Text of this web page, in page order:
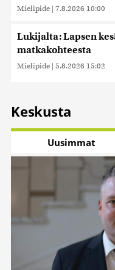
Mielipide | 7.8.2026 10:00
Lukijalta: Lapsen
matkakohteesta
Mielipide | 5.8.2026 15:02
Keskusta
Uusimmat